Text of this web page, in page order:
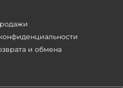
и обмена